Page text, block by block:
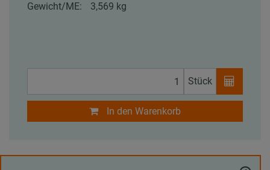
Gewicht/ME:
3,569 kg
Stück
In den Warenkorb